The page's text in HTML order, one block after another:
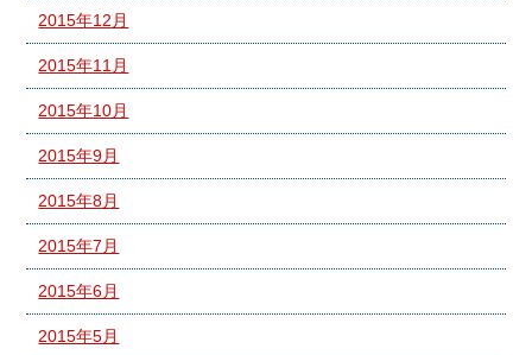
2015年12月
2015年11月
2015年10月
2015年9月
2015年8月
2015年7月
2015年6月
2015年5月